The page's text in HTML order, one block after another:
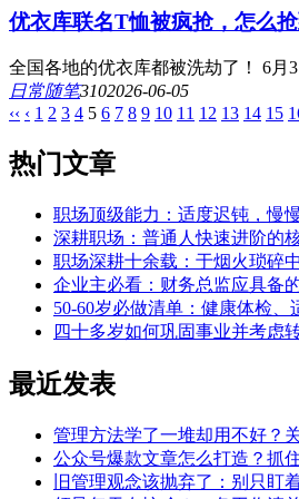
优衣库联名T恤被疯抢，怎么
全国各地的优衣库都被洗劫了！ 6月
日常随笔3102026-06-05
‹‹ ‹ 1 2 3 4 5 6 7 8 9 10 11 12 13 14 15
热门文章
职场顶级能力：适度迟钝，慢
深耕职场：普通人快速进阶的
职场深耕十余载：于烟火琐碎
企业主必看：财务总监应具备
50-60岁必做清单：健康体检
四十多岁如何巩固事业并考虑
最近发表
管理方法学了一堆却用不好？
公众号爆款文章怎么打造？抓
旧管理观念该抛弃了：别只盯